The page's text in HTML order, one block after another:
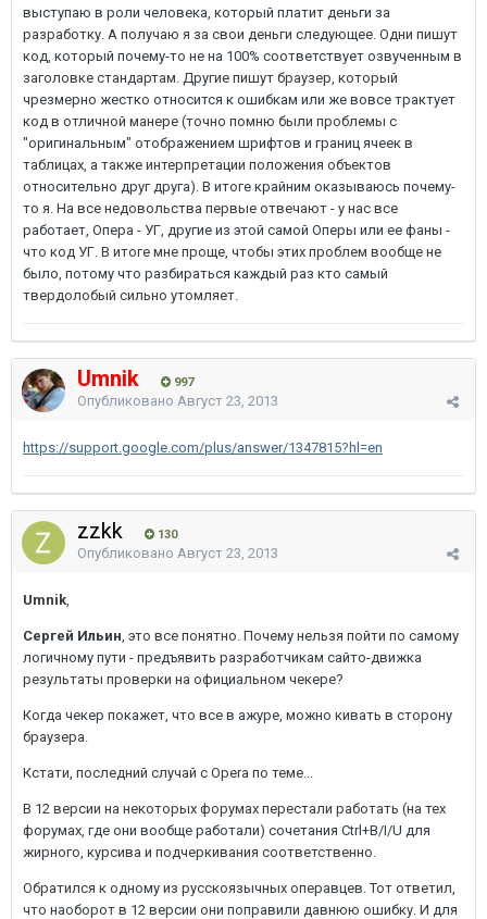
выступаю в роли человека, который платит деньги за
разработку. А получаю я за свои деньги следующее. Одни пишут
код, который почему-то не на 100% соответствует озвученным в
заголовке стандартам. Другие пишут браузер, который
чрезмерно жестко относится к ошибкам или же вовсе трактует
код в отличной манере (точно помню были проблемы с
"оригинальным" отображением шрифтов и границ ячеек в
таблицах, а также интерпретации положения объектов
относительно друг друга). В итоге крайним оказываюсь почему-
то я. На все недовольства первые отвечают - у нас все
работает, Опера - УГ, другие из этой самой Оперы или ее фаны -
что код УГ. В итоге мне проще, чтобы этих проблем вообще не
было, потому что разбираться каждый раз кто самый
твердолобый сильно утомляет.
Umnik 997
Опубликовано Август 23, 2013
https://support.google.com/plus/answer/1347815?hl=en
zzkk 130
Опубликовано Август 23, 2013
Umnik,
Сергей Ильин, это все понятно. Почему нельзя пойти по самому
логичному пути - предъявить разработчикам сайто-движка
результаты проверки на официальном чекере?
Когда чекер покажет, что все в ажуре, можно кивать в сторону
браузера.
Кстати, последний случай с Opera по теме...
В 12 версии на некоторых форумах перестали работать (на тех
форумах, где они вообще работали) сочетания Ctrl+B/I/U для
жирного, курсива и подчеркивания соответственно.
Обратился к одному из русскоязычных операвцев. Тот ответил,
что наоборот в 12 версии они поправили давнюю ошибку. И для